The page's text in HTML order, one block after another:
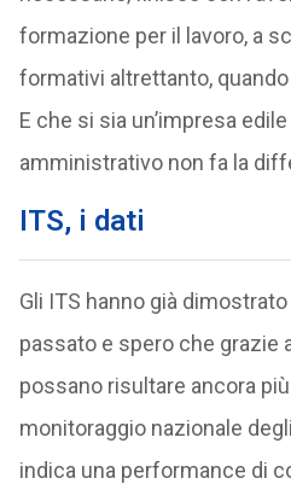
formazione per il lavoro, a
formativi altrettanto,
E che si sia un’impresa
amministrativo non fa la
ITS, i dati
Gli ITS hanno già
passato e spero che grazie
possano risultare ancora
monitoraggio nazionale
indica una performance di